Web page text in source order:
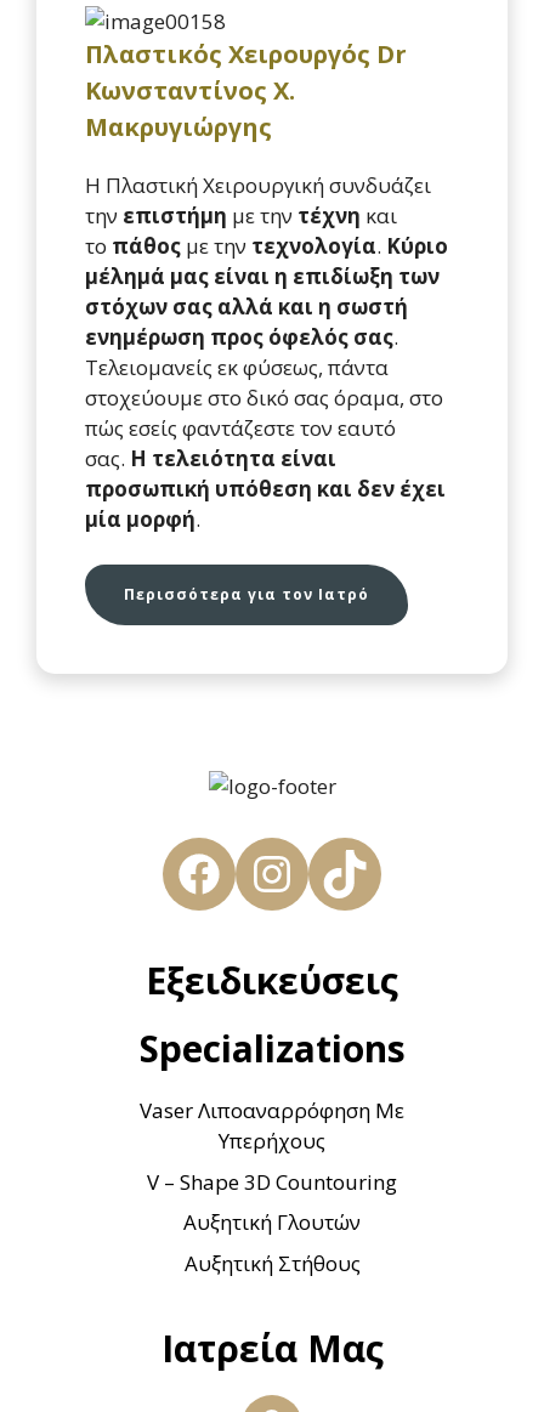
Πλαστικός Χειρουργός Dr
Κωνσταντίνος Χ.
Μακρυγιώργης
Η Πλαστική Χειρουργική συνδυάζει
την επιστήμη με την τέχνη και
το πάθος με την τεχνολογία. Κύριο
μέλημά μας είναι η επιδίωξη των
στόχων σας αλλά και η σωστή
ενημέρωση προς όφελός σας.
Τελειομανείς εκ φύσεως, πάντα
στοχεύουμε στο δικό σας όραμα, στο
πώς εσείς φαντάζεστε τον εαυτό
σας. Η τελειότητα είναι
προσωπική υπόθεση και δεν έχει
μία μορφή.
Περισσότερα για τον Ιατρό
FacebookInstagram
TikTok
Εξειδικεύσεις
Specializations
Vaser Λιποαναρρόφηση Με
Υπερήχους
V – Shape 3D Countouring
Αυξητική Γλουτών
Αυξητική Στήθους
Ιατρεία Μας